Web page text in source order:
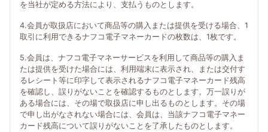
を当社が定める方法により、支払うものとします。
4.会員が取扱店において商品等の購入または提供を受ける場合、1
取引に利用できるナフコ電子マネーカードの枚数は、1枚です。
5.会員は、ナフコ電子マネーサービスを利用して商品等の購入ま
たは提供を受けた場合には、利用端末に表示され、または交付す
るレシート等に印字して表示されるナフコ電子マネーカード残高
を確認し、誤りがないことを確認するものとします。万一誤りが
ある場合には、その場で取扱店に申し出るものとします。その場
で申し出がなされない場合には、会員は、当該ナフコ電子マネー
カード残高について誤りがないことを了承したものとします。